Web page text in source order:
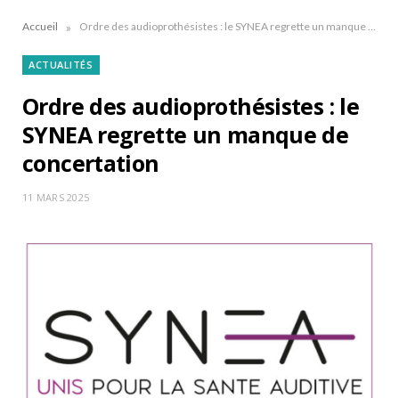
Accueil » Ordre des audioprothésistes : le SYNEA regrette un manque de concertation
ACTUALITÉS
Ordre des audioprothésistes : le
SYNEA regrette un manque de
concertation
11 MARS 2025